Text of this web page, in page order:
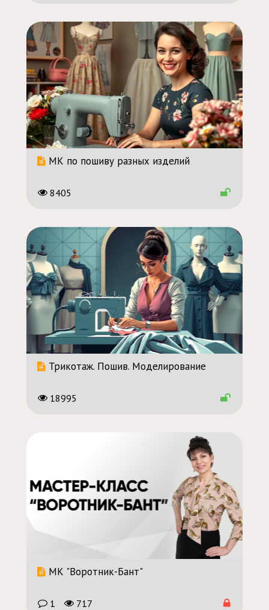
МК по пошиву разных изделий
8405
Трикотаж. Пошив. Моделирование
18995
МК "Воротник-Бант"
1 717